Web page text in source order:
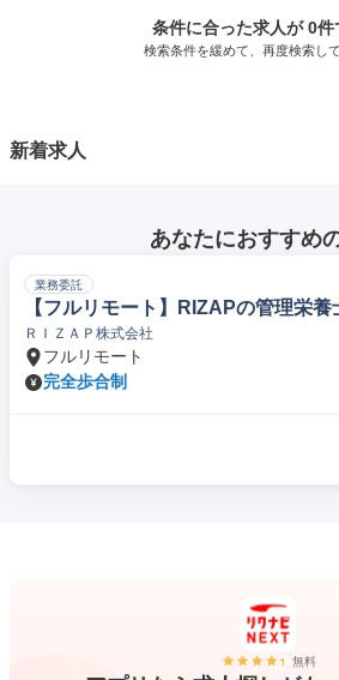
条件に合った求人が 0件
検索条件を緩めて、再度検索し
新着求人
あなたにおすすめ
業務委託
【フルリモート】RIZAPの管理栄養
ＲＩＺＡＰ株式会社
フルリモート
完全歩合制
無料